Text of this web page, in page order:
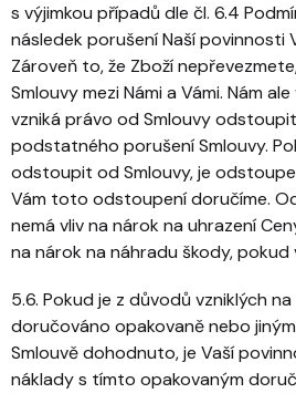
s výjimkou případů dle čl. 6.4
následek porušení Naší povinnosti
Zároveň to, že Zboží
Smlouvy mezi Námi a Vámi. Nám
vzniká právo od Smlouvy
podstatného porušení Smlouvy.
odstoupit od Smlouvy, je
Vám toto odstoupení doručíme.
nemá vliv na nárok na uhrazení
na nárok na náhradu škody, pokud
5.6. Pokud je z důvodů vzniklých
doručováno opakovaně nebo
Smlouvě dohodnuto, je Vaší
náklady s tímto opakovaným